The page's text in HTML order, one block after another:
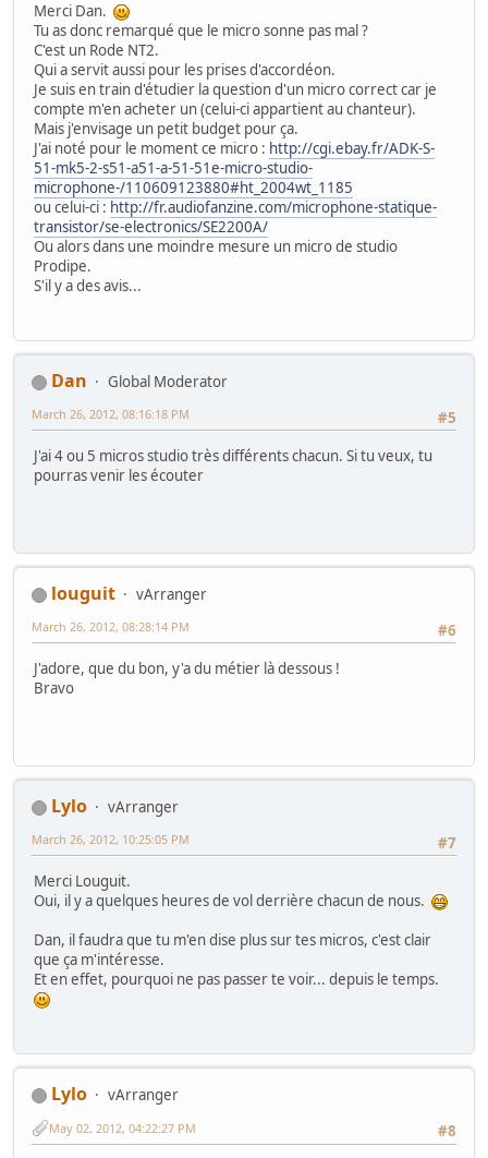
Merci Dan.
Tu as donc remarqué que le micro sonne pas mal ?
C'est un Rode NT2.
Qui a servit aussi pour les prises d'accordéon.
Je suis en train d'étudier la question d'un micro correct car je
compte m'en acheter un (celui-ci appartient au chanteur).
Mais j'envisage un petit budget pour ça.
J'ai noté pour le moment ce micro : http://cgi.ebay.fr/ADK-S-
51-mk5-2-s51-a51-a-51-51e-micro-studio-
microphone-/110609123880#ht_2004wt_1185
ou celui-ci : http://fr.audiofanzine.com/microphone-statique-
transistor/se-electronics/SE2200A/
Ou alors dans une moindre mesure un micro de studio
Prodipe.
S'il y a des avis...
Dan
Global Moderator
#5
March 26, 2012, 08:16:18 PM
J'ai 4 ou 5 micros studio très différents chacun. Si tu veux, tu
pourras venir les écouter
louguit
vArranger
#6
March 26, 2012, 08:28:14 PM
J'adore, que du bon, y'a du métier là dessous !
Bravo
Lylo
vArranger
#7
March 26, 2012, 10:25:05 PM
Merci Louguit.
Oui, il y a quelques heures de vol derrière chacun de nous.
Dan, il faudra que tu m'en dise plus sur tes micros, c'est clair
que ça m'intéresse.
Et en effet, pourquoi ne pas passer te voir... depuis le temps.
Lylo
vArranger
#8
May 02, 2012, 04:22:27 PM